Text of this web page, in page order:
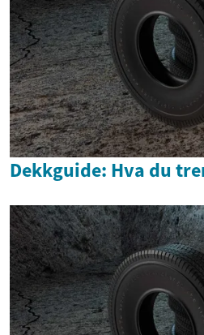
Dekkguide: Hva du